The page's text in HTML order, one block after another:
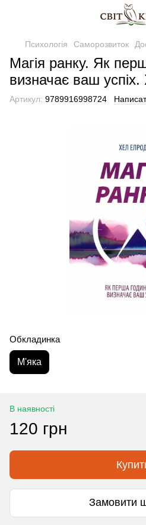
Психологія Саморозвиток
Магія ранку. Як
визначає ваш
Артикул: 9789916998724
Обкладинка
М'яка
В наявності
120 грн
Замовити